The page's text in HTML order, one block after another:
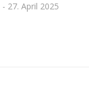
- 27. April 2025